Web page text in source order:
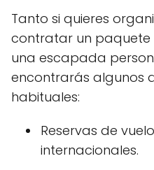
Tanto si quieres
contratar un
una escapada
encontrarás algunos
habituales:
Reservas de
internacionales.